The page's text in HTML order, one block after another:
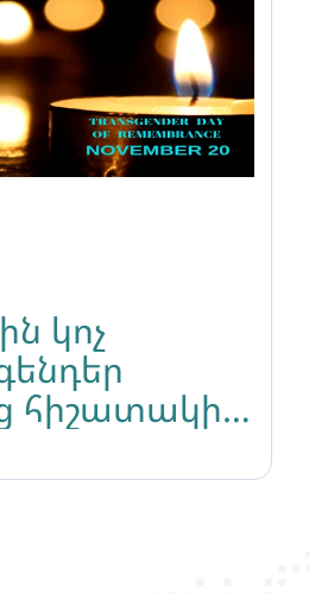
կոչ
հիշատակի